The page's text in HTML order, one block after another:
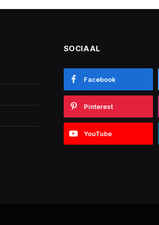
SOCIAAL
Facebook
Pinterest
YouTube